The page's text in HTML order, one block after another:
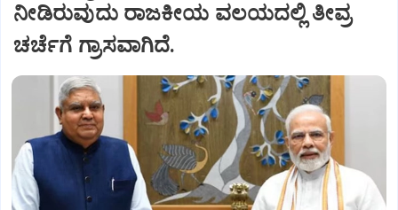
ನೀಡಿರುವುದು ರಾಜಕೀಯ ವಲಯದಲ್ಲಿ ತೀವ್ರ
ಚರ್ಚೆಗೆ ಗ್ರಾಸವಾಗಿದೆ.